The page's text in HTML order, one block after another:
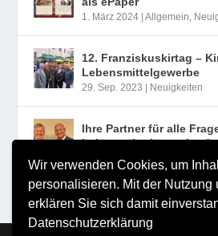
Wir verwenden Cookies, um
personalisieren. Mit der Nutzung
erklären Sie sich damit
Datenschutzerklärung
1. März 2024 |Allgemein,
12. Franziskuskirtag –
Lebensmittelgewerbe
29. Sep. 2023 Neuigkeiten
Ihre Partner für alle
Lebensmittelgewerbe
Wien
10. Aug. 2023|Neuigkeiten